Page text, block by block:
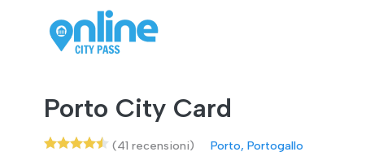
Porto City Card
(41 recensioni) Porto, Portogallo